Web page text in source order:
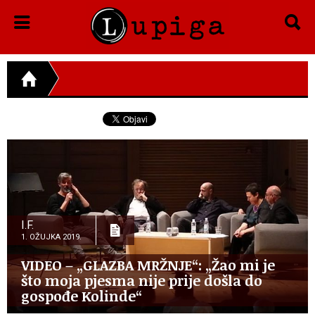
I.F.
1. OŽUJKA 2019.
VIDEO – „GLAZBA MRŽNJE“: „Žao mi je
što moja pjesma nije prije došla do
gospođe Kolinde“